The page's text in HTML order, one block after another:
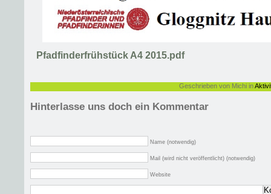
Pfadfinderfrühstück A4 2015.pdf
Geschrieben von Michi in
Hinterlasse uns doch ein Kommentar
Name (notwendig)
Mail (wird nicht veröffentlicht) (notwendig)
Website